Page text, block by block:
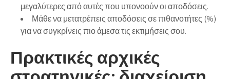
μεγαλύτερες από αυτές που υπονοούν οι αποδόσεις.
Μάθε να μετατρέπεις αποδόσεις σε πιθανοτήτες (%)
για να συγκρίνεις πιο άμεσα τις εκτιμήσεις σου.
Πρακτικές αρχικές